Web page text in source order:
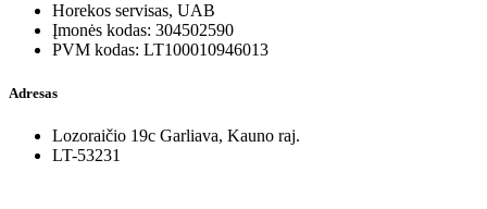
Horekos servisas, UAB
Įmonės kodas: 304502590
PVM kodas: LT100010946013
Adresas
Lozoraičio 19c Garliava, Kauno raj.
LT-53231